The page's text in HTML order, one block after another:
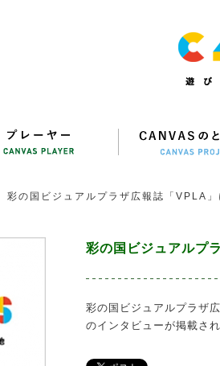
彩の国ビジュアルプラザ広報誌「VPLA」
彩の国ビジュアルプ
彩の国ビジュアルプラザ
のインタビューが掲載され